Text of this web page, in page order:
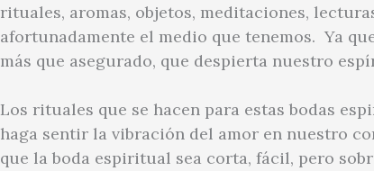
rituales, aromas, objetos, meditaciones,
afortunadamente el medio que tenemos. Ya
más que asegurado, que despierta nuestro
Los rituales que se hacen para estas bodas
haga sentir la vibración del amor en nuestro
que la boda espiritual sea corta, fácil, pero